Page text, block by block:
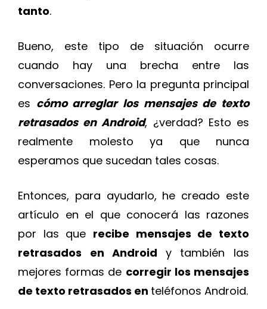
tanto.
Bueno, este tipo de situación ocurre
cuando hay una brecha entre las
conversaciones. Pero la pregunta principal
es cómo arreglar los mensajes de texto
retrasados en Android, ¿verdad? Esto es
realmente molesto ya que nunca
esperamos que sucedan tales cosas.
Entonces, para ayudarlo, he creado este
artículo en el que conocerá las razones
por las que recibe mensajes de texto
retrasados en Android y también las
mejores formas de corregir los mensajes
de texto retrasados en teléfonos Android.